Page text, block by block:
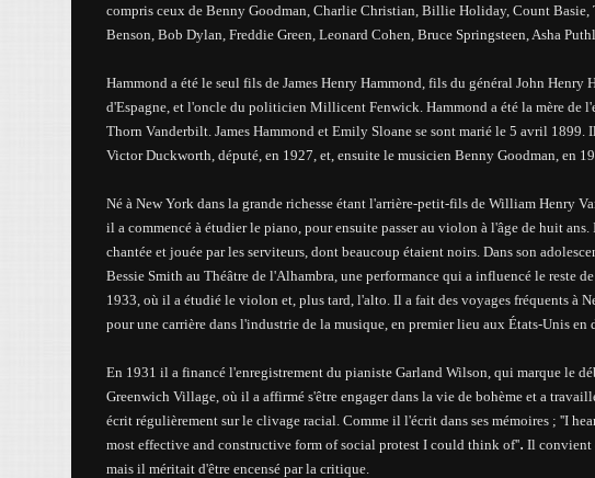
compris ceux de Benny Goodman, Charlie Christian, Billie Holiday, Count
Benson, Bob Dylan, Freddie Green, Leonard Cohen, Bruce Springsteen, Asha
Hammond a été le seul fils de James Henry Hammond, fils du général John Henry
d'Espagne, et l'oncle du politicien Millicent Fenwick. Hammond a été la mère
Thorn Vanderbilt. James Hammond et Emily Sloane se sont marié le 5 avril
Victor Duckworth, député, en 1927, et, ensuite le musicien Benny Goodman, en
Né à New York dans la grande richesse étant l'arrière-petit-fils de William Henry
il a commencé à étudier le piano, pour ensuite passer au violon à l'âge de huit
chantée et jouée par les serviteurs, dont beaucoup étaient noirs. Dans son
Bessie Smith au Théâtre de l'Alhambra, une performance qui a influencé le reste de
1933, où il a étudié le violon et, plus tard, l'alto. Il a fait des voyages fréquents à
pour une carrière dans l'industrie de la musique, en premier lieu aux États-Unis
En 1931 il a financé l'enregistrement du pianiste Garland Wilson, qui marque le
Greenwich Village, où il a affirmé s'être engager dans la vie de bohème et a
écrit régulièrement sur le clivage racial. Comme il l'écrit dans ses mémoires ; ''I
most effective and constructive form of social protest I could think of''. Il convient
mais il méritait d'être encensé par la critique.